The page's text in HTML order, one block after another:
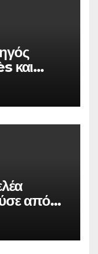
και
από
από
για
σε